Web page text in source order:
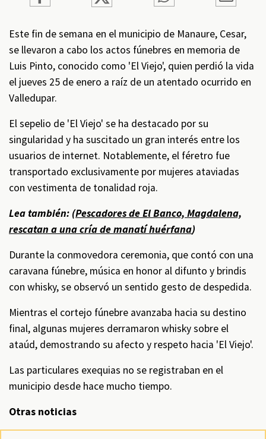
Este fin de semana en el municipio de Manaure, Cesar,
se llevaron a cabo los actos fúnebres en memoria de
Luis Pinto, conocido como 'El Viejo', quien perdió la vida
el jueves 25 de enero a raíz de un atentado ocurrido en
Valledupar.
El sepelio de 'El Viejo' se ha destacado por su
singularidad y ha suscitado un gran interés entre los
usuarios de internet. Notablemente, el féretro fue
transportado exclusivamente por mujeres ataviadas
con vestimenta de tonalidad roja.
Lea también: (Pescadores de El Banco, Magdalena,
rescatan a una cría de manatí huérfana)
Durante la conmovedora ceremonia, que contó con una
caravana fúnebre, música en honor al difunto y brindis
con whisky, se observó un sentido gesto de despedida.
Mientras el cortejo fúnebre avanzaba hacia su destino
final, algunas mujeres derramaron whisky sobre el
ataúd, demostrando su afecto y respeto hacia 'El Viejo'.
Las particulares exequias no se registraban en el
municipio desde hace mucho tiempo.
Otras noticias